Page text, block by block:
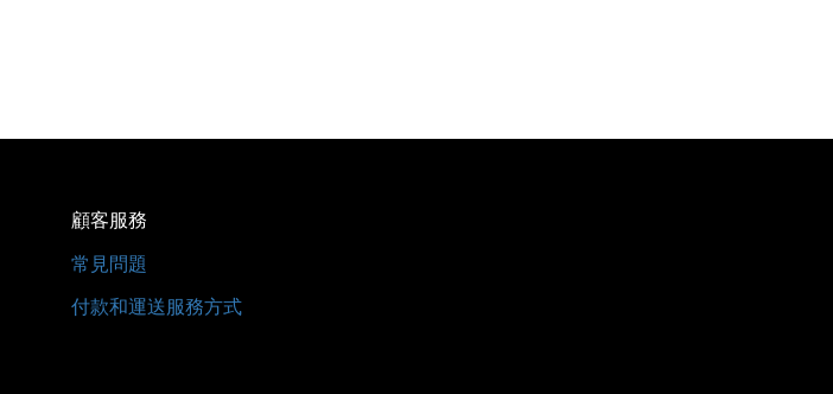
顧客服務
常見問題
付款和運送服務方式